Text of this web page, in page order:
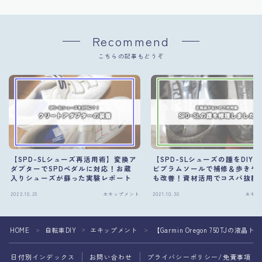
Recommend
こちらの記事もどうぞ
【SPD-SLシューズ再活用術】変換ア
ダプターでSPDペダルに対応！お蔵
入りシューズが蘇った実験レポート
2022.10.25 エキップメント
【SPD-SLシューズの踵をDIY
ビブラムソールで補修＆歩きや
も改善！資材活用でコスパ抜群
2021.10.30 エキ
HOME ＞ 自転車DIY ＞ エキップメント ＞ 【Garmin Oregon 750TJの液晶ト
日付別インデックス お問い合わせ プライバシーポリシー/免責事項